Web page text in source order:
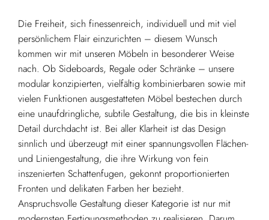
Die Freiheit, sich finessenreich, individuell und mit viel
persönlichem Flair einzurichten – diesem Wunsch
kommen wir mit unseren Möbeln in besonderer Weise
nach. Ob Sideboards, Regale oder Schränke – unsere
modular konzipierten, vielfältig kombinierbaren sowie mit
vielen Funktionen ausgestatteten Möbel bestechen durch
eine unaufdringliche, subtile Gestaltung, die bis in kleinste
Detail durchdacht ist. Bei aller Klarheit ist das Design
sinnlich und überzeugt mit einer spannungsvollen Flächen-
und Liniengestaltung, die ihre Wirkung von fein
inszenierten Schattenfugen, gekonnt proportionierten
Fronten und delikaten Farben her bezieht.
Anspruchsvolle Gestaltung dieser Kategorie ist nur mit